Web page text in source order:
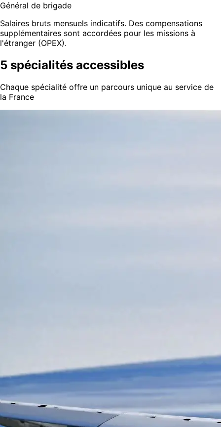
Général de brigade
Salaires bruts mensuels indicatifs. Des compensations
supplémentaires sont accordées pour les missions à
l'étranger (OPEX).
5 spécialités accessibles
Chaque spécialité offre un parcours unique au service de
la France